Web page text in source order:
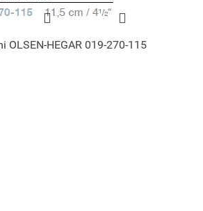
OLSEN-HEGAR 019-270-115